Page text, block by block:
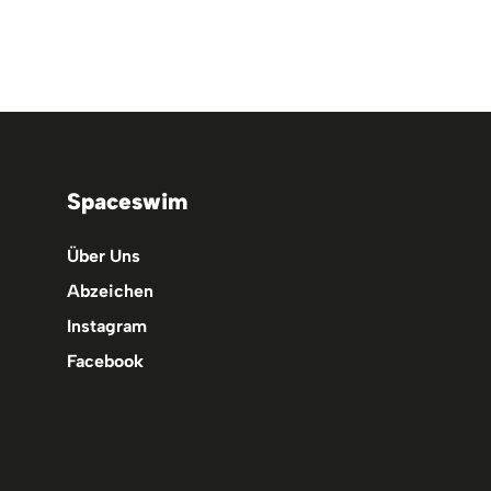
Spaceswim
Über Uns
Abzeichen
Instagram
Facebook